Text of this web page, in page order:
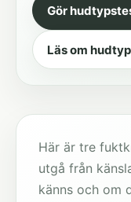
Gör
Läs om
Här är tre
utgå från
känns och om